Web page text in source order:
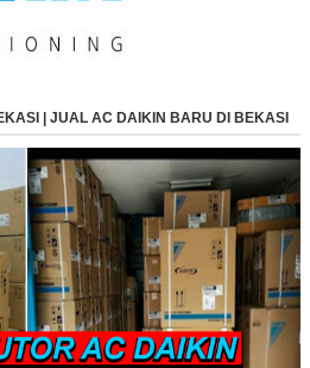
| JUAL AC DAIKIN BARU DI BEKASI